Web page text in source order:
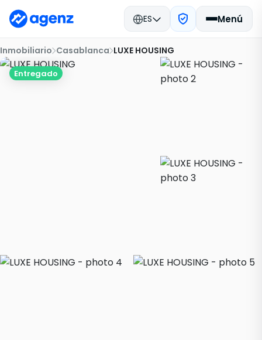
ES Menú
Inmobiliario Casablanca LUXE HOUSING
Entregado